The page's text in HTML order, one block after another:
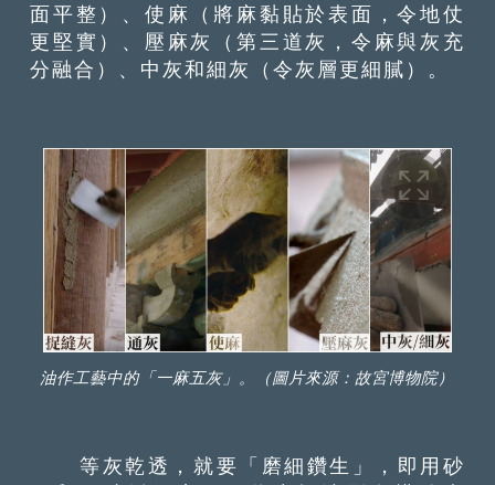
面平整）、使麻（將麻黏貼於表面，令地仗
更堅實）、壓麻灰（第三道灰，令麻與灰充
分融合）、中灰和細灰（令灰層更細膩）。
油作工藝中的「一麻五灰」。（圖片來源：故宮博物院）
等灰乾透，就要「磨細鑽生」，即用砂